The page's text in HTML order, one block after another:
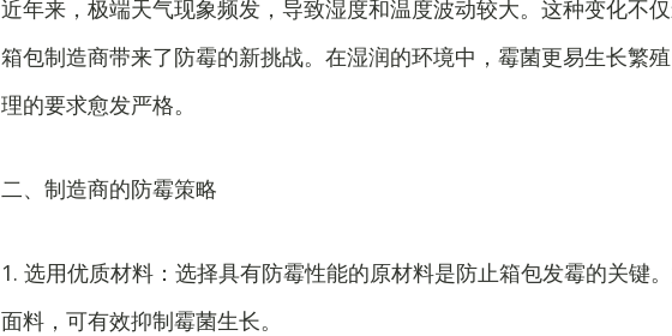
近年来，极端天气现象频发，导致湿度和温度波动较大。这种变化不
箱包制造商带来了防霉的新挑战。在湿润的环境中，霉菌更易生长繁
理的要求愈发严格。
二、制造商的防霉策略
1. 选用优质材料：选择具有防霉性能的原材料是防止箱包发霉的关键
面料，可有效抑制霉菌生长。